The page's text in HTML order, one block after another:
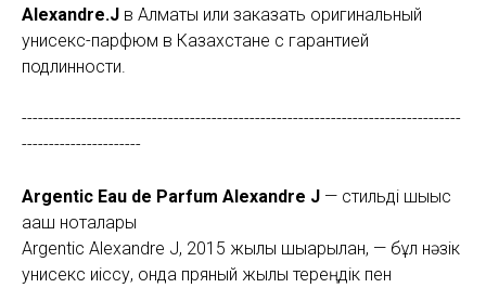
Alexandre.J в Алматы или заказать оригинальный
унисекс-парфюм в Казахстане с гарантией
подлинности.
---------------------------------------------------------------------------------
----------------------
Argentic Eau de Parfum Alexandre J — стильді шығыс
ағаш ноталары
Argentic Alexandre J, 2015 жылы шығарылған, — бұл нәзік
унисекс иіссу, онда пряный жылы тереңдік пен